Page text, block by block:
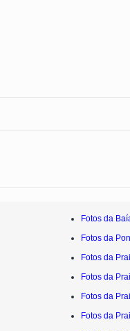
Fotos da
Fotos da
Fotos da
Fotos da
Fotos da
Fotos da